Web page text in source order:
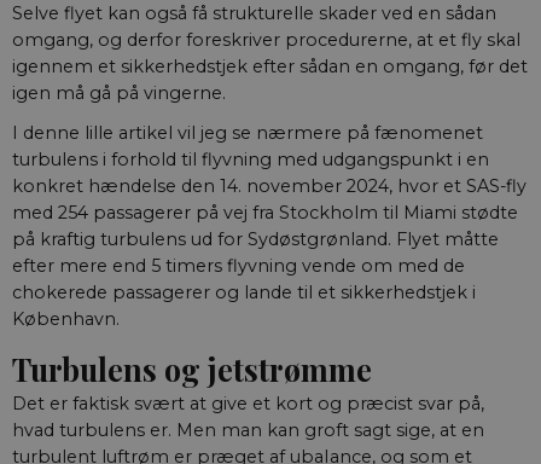
Selve flyet kan også få strukturelle skader ved en sådan
omgang, og derfor foreskriver procedurerne, at et fly skal
igennem et sikkerhedstjek efter sådan en omgang, før det
igen må gå på vingerne.
I denne lille artikel vil jeg se nærmere på fænomenet
turbulens i forhold til flyvning med udgangspunkt i en
konkret hændelse den 14. november 2024, hvor et SAS-fly
med 254 passagerer på vej fra Stockholm til Miami stødte
på kraftig turbulens ud for Sydøstgrønland. Flyet måtte
efter mere end 5 timers flyvning vende om med de
chokerede passagerer og lande til et sikkerhedstjek i
København.
Turbulens og jetstrømme
Det er faktisk svært at give et kort og præcist svar på,
hvad turbulens er. Men man kan groft sagt sige, at en
turbulent luftrøm er præget af ubaIance, og som et